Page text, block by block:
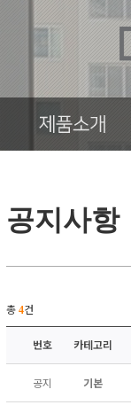
공지사항
총 4건
번호 카테고리
공지 기본